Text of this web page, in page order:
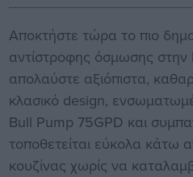
Αποκτήστε τώρα το πιο
αντίστροφης όσμωσης στην
απολαύστε αξιόπιστα,
κλασικό design,
Bull Pump 75GPD και
τοποθετείται εύκολα κάτω
κουζίνας χωρίς να